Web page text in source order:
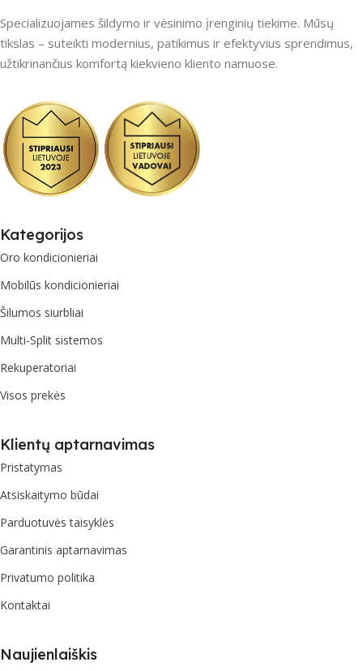
Specializuojames šildymo ir vėsinimo įrenginių tiekime. Mūsų
tikslas – suteikti modernius, patikimus ir efektyvius sprendimus,
užtikrinančius komfortą kiekvieno kliento namuose.
Kategorijos
Oro kondicionieriai
Mobilūs kondicionieriai
Šilumos siurbliai
Multi-Split sistemos
Rekuperatoriai
Visos prekės
Klientų aptarnavimas
Pristatymas
Atsiskaitymo būdai
Parduotuvės taisyklės
Garantinis aptarnavimas
Privatumo politika
Kontaktai
Naujienlaiškis